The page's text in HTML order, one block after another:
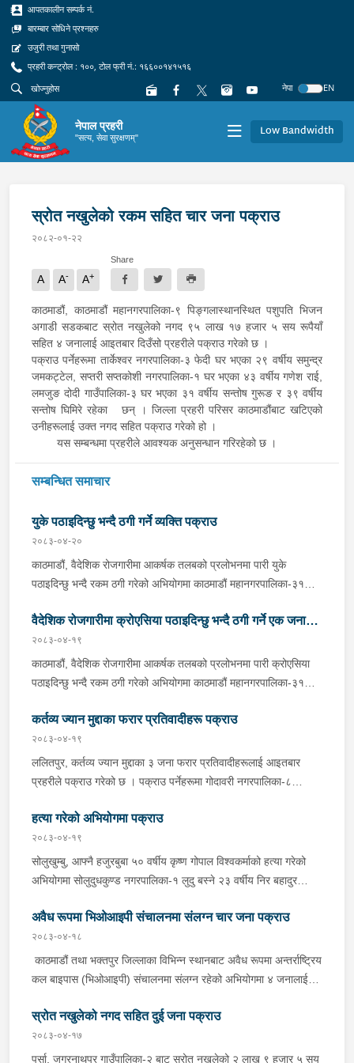
आपतकालीन सम्पर्क नं.
बारम्बार सोधिने प्रश्नहरु
उजुरी तथा गुनासो
प्रहरी कन्ट्रोल : १००, टोल फ्री नं.: १६६००१४१५१६
नेपा
EN
नेपाल प्रहरी
"सत्य, सेवा सुरक्षणम्" Low Bandwidth
स्रोत नखुलेको रकम सहित चार जना पक्राउ
२०८२-०१-२२
A A- A+
Share
काठमाडौं, काठमाडौं महानगरपालिका-९ पिङ्गलास्थानस्थित पशुपति भिजन
अगाडी सडकबाट स्रोत नखुलेको नगद ९५ लाख १७ हजार ५ सय रूपैयाँ
सहित ४ जनालाई आइतबार दिउँसो प्रहरीले पक्राउ गरेको छ ।
पक्राउ पर्नेहरूमा तार्केश्वर नगरपालिका-३ फेदी घर भएका २९ वर्षीय समुन्द्र
जमकट्टेल, सप्तरी सप्तकोशी नगरपालिका-१ घर भएका ४३ वर्षीय गणेश राई,
लमजुङ दोदी गाउँपालिका-३ घर भएका ३१ वर्षीय सन्तोष गुरूङ र ३९ वर्षीय
सन्तोष घिमिरे रहेका छन् । जिल्ला प्रहरी परिसर काठमाडौंबाट खटिएको
उनीहरूलाई उक्त नगद सहित पक्राउ गरेको हो ।
यस सम्बन्धमा प्रहरीले आवश्यक अनुसन्धान गरिरहेको छ ।
सम्बन्धित समाचार
युके पठाइदिन्छु भन्दै ठगी गर्ने व्यक्ति पक्राउ
२०८३-०४-२०
काठमाडौं, वैदेशिक रोजगारीमा आकर्षक तलबको प्रलोभनमा पारी युके
पठाइदिन्छु भन्दै रकम ठगी गरेको अभियोगमा काठमाडौं महानगरपालिका-३१
मंगलबार प्रहरीले पक्राउ गरेको छ । रिजवानले युके पठाइदिन्छु भन्दै १
जना पीडितबाट ७ लाख रूपैयाँ लिई सम्पर्कविहीन भएको भन्ने पीडितको
उजुरीको आधारमा काठमाडौं उपत्यका अपराध अनुसन्धान कार्यालय टेकुबाट
खटिएको प्रहरीले उनलाई काठमाडौं महानगरपालिका-३१ बाट पक्राउ गरेको
विभाग ताहाचल काठमाडौं पठाइएको छ ।
वैदेशिक रोजगारीमा क्रोएसिया पठाइदिन्छु भन्दै ठगी गर्ने एक जना
पक्राउ
२०८३-०४-१९
काठमाडौं, वैदेशिक रोजगारीमा आकर्षक तलबको प्रलोभनमा पारी क्रोएसिया
पठाइदिन्छु भन्दै रकम ठगी गरेको अभियोगमा काठमाडौं महानगरपालिका-३१
भट्टलाई आइतबार प्रहरीले पक्राउ गरेको छ ।नवराजले क्रोएसिया
पठाइदिन्छु भन्दै १ जना पीडितबाट ८ लाख ५० हजार रूपैयाँ लिई सम्पर्कविहीन
भएको भन्ने उजुरीको आधारमा काठमाडौं उपत्यका अपराध अनुसन्धान कार्यालय
टेकुबाट खटिएको प्रहरीले उनलाई काठमाडौं महानगरपालिका-३१ बाट पक्राउ
रोजगार विभाग ताहाचल काठमाडौं पठाइएको छ ।
कर्तव्य ज्यान मुद्दाका फरार प्रतिवादीहरू पक्राउ
२०८३-०४-१९
ललितपुर, कर्तव्य ज्यान मुद्दाका ३ जना फरार प्रतिवादीहरूलाई आइतबार
प्रहरीले पक्राउ गरेको छ । पक्राउ पर्नेहरूमा गोदावरी नगरपालिका-८
वर्षीय गोपिनी थापा मगर रहेका छन् ।गोदावरी नगरपालिका-८ डुकुछापकी एक
युवतीको २०७७ चैत २ गते हत्या भएको घटनामा संलग्न रही फरार रहेका
उनीहरूलाई जिल्ला प्रहरी परिसर ललितपुरबाट खटिएको प्रहरीले पक्राउ
गरेको छ ।उनीहरू उपर जिल्ला अदालत ललितपुरबाट ३ दिन म्याद थप
हत्या गरेको अभियोगमा पक्राउ
२०८३-०४-१९
सोलुखुम्बु, आफ्नै हजुरबुबा ५० वर्षीय कृष्ण गोपाल विश्वकर्माको हत्या गरेको
अभियोगमा सोलुदुधकुण्ड नगरपालिका-१ लुदु बस्ने २३ वर्षीय निर बहादुर
सोमबार राति कुटपिट गर्दा कृष्ण गोपाल गम्भीर घाइते भएको भन्ने खबर प्राप्त
हुनासाथ प्रहरी चौकी नुनथलाबाट खटिएको प्रहरीले निर बहादुरलाई पक्राउ
गरेको हो । गम्भीर घाइते भएका कृष्ण गोपालको स्वास्थ्य चौकी नुनथलामा
उपचारको क्रममा मंगलबार दिउँसो मृत्यु भएको हो । यस सम्बन्धमा प्रहरीले
अवैध रूपमा भिओआइपी संचालनमा संलग्न चार जना पक्राउ
२०८३-०४-१८
काठमाडौं तथा भक्तपुर जिल्लाका विभिन्न स्थानबाट अवैध रूपमा अन्तर्राष्ट्रिय
कल बाइपास (भिओआइपी) संचालनमा संलग्न रहेको अभियोगमा ४ जनालाई
जयबागेश्वरी डेरा गरी बस्ने गोरखा घर भएका २२ को वर्षीय प्रोशेस गुरूङ,
काठमाडौं महानगरपालिका-७ गणेशस्थान बस्ने शंखरापुर नगरपालिका-१ घर
भएकी २० वर्षीया मुना श्रेष्ठ, भक्तपुर सूर्यविनायक नगरपालिका-४ डेरा गरी
स्रोत नखुलेको नगद सहित दुई जना पक्राउ
२०८३-०४-१७
पर्सा, जगरनाथपुर गाउँपालिका-२ बाट स्रोत नखुलेको २ लाख ९ हजार ५ सय